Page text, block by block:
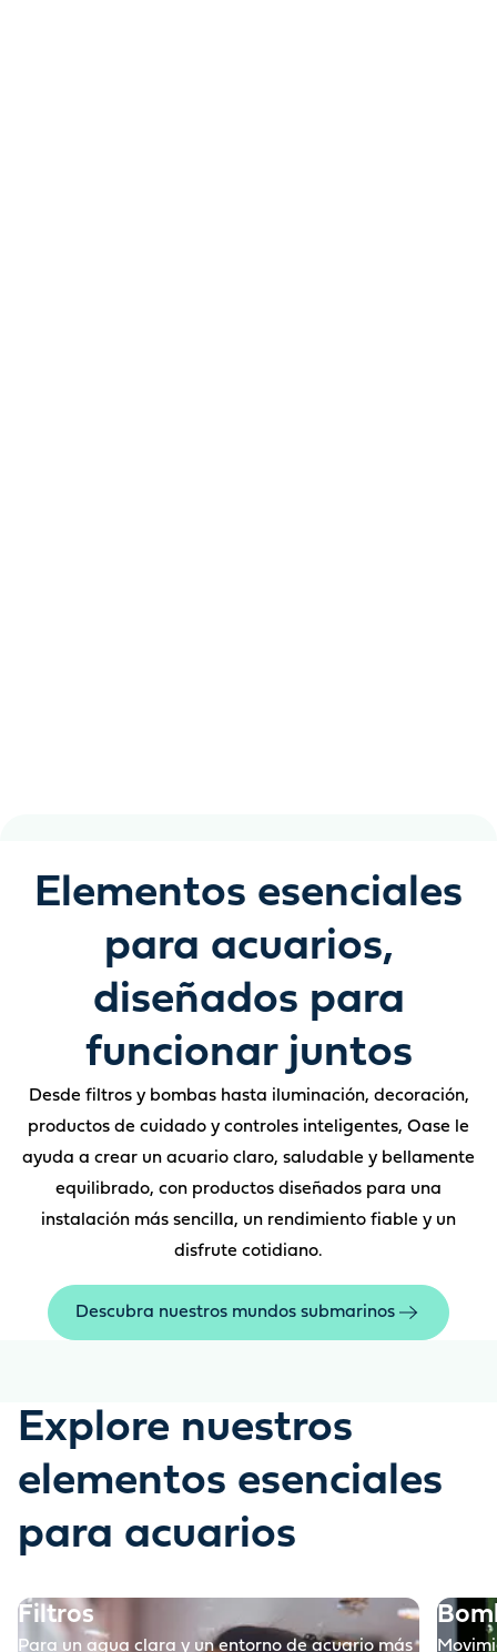
Elementos esenciales
para acuarios,
diseñados para
funcionar juntos
Desde filtros y bombas hasta iluminación, decoración,
productos de cuidado y controles inteligentes, Oase le
ayuda a crear un acuario claro, saludable y bellamente
equilibrado, con productos diseñados para una
instalación más sencilla, un rendimiento fiable y un
disfrute cotidiano.
Descubra nuestros mundos submarinos
Explore nuestros
elementos esenciales
para acuarios
Filtros
Para un agua clara y un entorno de acuario más